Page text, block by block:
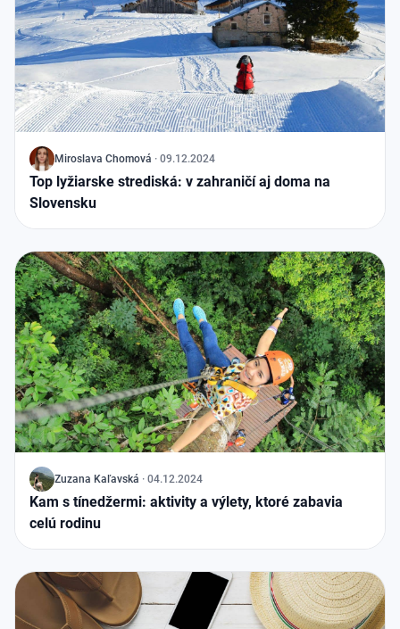
J Miroslava Chomová · 09.12.2024
Top lyžiarske strediská: v zahraničí aj doma na
Slovensku
J Zuzana Kaľavská · 04.12.2024
Kam s tínedžermi: aktivity a výlety, ktoré zabavia
celú rodinu